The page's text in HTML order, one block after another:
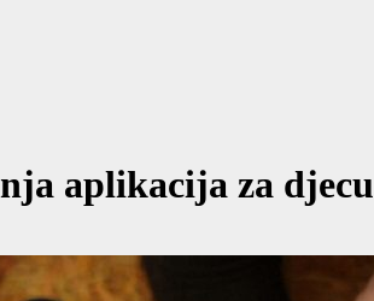
aplikacija za djecu